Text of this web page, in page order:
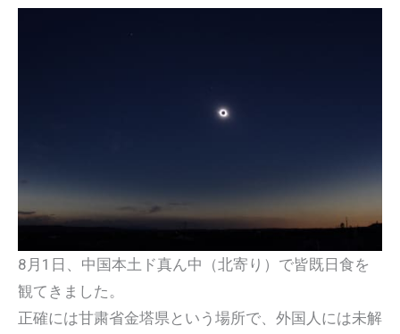
8月1日、中国本土ド真ん中（北寄り）で皆既日食を
観てきました。
正確には甘粛省金塔県という場所で、外国人には未解